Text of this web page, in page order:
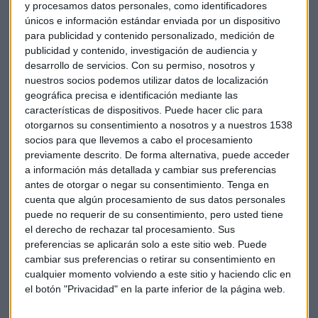
y procesamos datos personales, como identificadores
únicos e información estándar enviada por un dispositivo
para publicidad y contenido personalizado, medición de
publicidad y contenido, investigación de audiencia y
desarrollo de servicios. Con su permiso, nosotros y
nuestros socios podemos utilizar datos de localización
geográfica precisa e identificación mediante las
características de dispositivos. Puede hacer clic para
otorgarnos su consentimiento a nosotros y a nuestros 1538
socios para que llevemos a cabo el procesamiento
previamente descrito. De forma alternativa, puede acceder
a información más detallada y cambiar sus preferencias
antes de otorgar o negar su consentimiento. Tenga en
cuenta que algún procesamiento de sus datos personales
puede no requerir de su consentimiento, pero usted tiene
el derecho de rechazar tal procesamiento. Sus
preferencias se aplicarán solo a este sitio web. Puede
cambiar sus preferencias o retirar su consentimiento en
cualquier momento volviendo a este sitio y haciendo clic en
el botón "Privacidad" en la parte inferior de la página web.
Alemania será inicialmente el cuarto mayor accionista y el
primero no asiático, con un 4,48 % de los títulos al dar 4.842
millones de dólares. Entre los miembros no asiáticos,
Francia será el segundo inversor con 3.376 millones de
dólares y un 3,38 % de las acciones y Brasil el tercero, con
3.181 millones de dólares y un 3,18 % de las acciones.
España invertirá 1.762 millones de dólares y contará con
una participación de un 1,76 %, lo que lo sitúa como el sexto
mayor accionista no asiático.
Los 37 países asiáticos aportan el 75 % del capital y se
quedan con tres cuartas partes de las participaciones,
mientras que los 20 no asiáticos invertirán el 25 % restante
con una cuarta parte de las acciones. Los miembros
fundadores que firmaron hoy el estatuto del BAII deberán
ahora ratificar el documento de acuerdo con su legislación
doméstica, mientras que los que no lo suscribieron este